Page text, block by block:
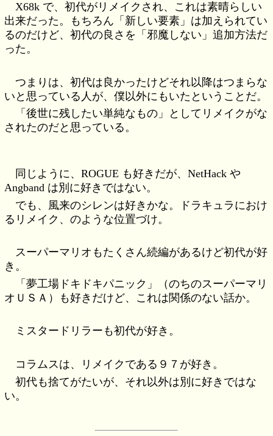
X68k で、初代がリメイクされ、これは素晴らしい
出来だった。もちろん「新しい要素」は加えられてい
るのだけど、初代の良さを「邪魔しない」追加方法だ
った。
つまりは、初代は良かったけどそれ以降はつまらな
いと思っている人が、僕以外にもいたということだ。
「後世に残したい単純なもの」としてリメイクがな
されたのだと思っている。
同じように、ROGUE も好きだが、NetHack や
Angband は別に好きではない。
でも、風来のシレンは好きかな。ドラキュラにおけ
るリメイク、のような位置づけ。
スーパーマリオもたくさん続編があるけど初代が好
き。
「夢工場ドキドキパニック」（のちのスーパーマリ
オＵＳＡ）も好きだけど、これは関係のない話か。
ミスタードリラーも初代が好き。
コラムスは、リメイクである９７が好き。
初代も捨てがたいが、それ以外は別に好きではな
い。